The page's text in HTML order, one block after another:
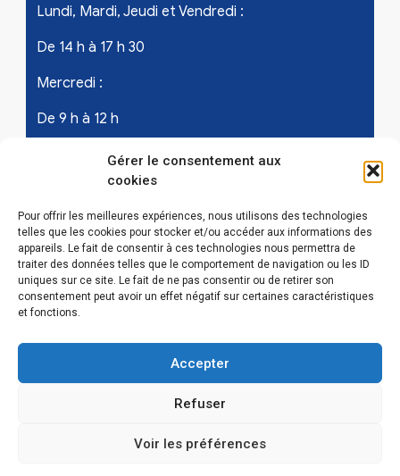
Gérer le consentement aux
cookies
Pour offrir les meilleures expériences, nous utilisons des technologies
telles que les cookies pour stocker et/ou accéder aux informations des
appareils. Le fait de consentir à ces technologies nous permettra de
traiter des données telles que le comportement de navigation ou les ID
uniques sur ce site. Le fait de ne pas consentir ou de retirer son
consentement peut avoir un effet négatif sur certaines caractéristiques
et fonctions.
Accepter
Refuser
Voir les préférences
Lundi, Mardi, Jeudi et Vendredi :
De 14 h à 17 h 30
Mercredi :
De 9 h à 12 h
Samedi - les 1er et 3ème de chaque mois :
De 9 h à 12 h
LIENS UTILES
Mentions légales
Politique de confidentialité
Politique de cookies (EU)